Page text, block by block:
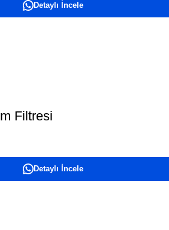
Detaylı İncele
Filtresi
Detaylı İncele